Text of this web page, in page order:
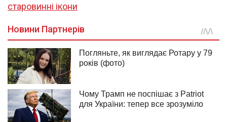
старовинні ікони